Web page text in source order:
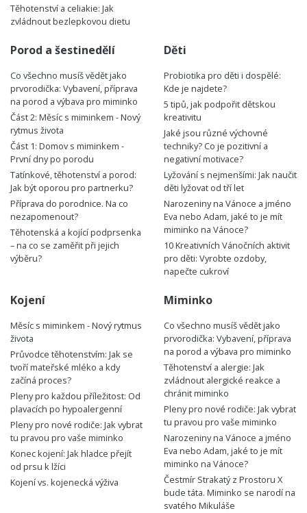
Těhotenství a celiakie: Jak
zvládnout bezlepkovou dietu
Porod a šestinedělí
Co všechno musíš vědět jako
prvorodička: Vybavení, příprava
na porod a výbava pro miminko
Část 2: Měsíc s miminkem - Nový
rytmus života
Část 1: Domov s miminkem -
První dny po porodu
Tatínkové, těhotenství a porod:
Jak být oporou pro partnerku?
Příprava do porodnice. Na co
nezapomenout?
Těhotenská a kojící podprsenka
– na co se zaměřit při jejich
výběru?
Děti
Probiotika pro děti i dospělé:
Kde je najdete?
5 tipů, jak podpořit dětskou
kreativitu
Jaké jsou různé výchovné
techniky? Co je pozitivní a
negativní motivace?
Lyžování s nejmenšími: Jak naučit
děti lyžovat od tří let
Narozeniny na Vánoce a jméno
Eva nebo Adam, jaké to je mít
miminko na Vánoce?
10 Kreativních Vánočních aktivit
pro děti: Vyrobte ozdoby,
napečte cukroví
Kojení
Měsíc s miminkem - Nový rytmus
života
Průvodce těhotenstvím: Jak se
tvoří mateřské mléko a kdy
začíná proces?
Pleny pro každou příležitost: Od
plavacích po hypoalergenní
Pleny pro nové rodiče: Jak vybrat
tu pravou pro vaše miminko
Konec kojení: Jak hladce přejít
od prsu k lžíci
Kojení vs. kojenecká výživa
Miminko
Co všechno musíš vědět jako
prvorodička: Vybavení, příprava
na porod a výbava pro miminko
Těhotenství a alergie: Jak
zvládnout alergické reakce a
chránit miminko
Pleny pro nové rodiče: Jak vybrat
tu pravou pro vaše miminko
Narozeniny na Vánoce a jméno
Eva nebo Adam, jaké to je mít
miminko na Vánoce?
Čestmír Strakatý z Prostoru X
bude táta. Miminko se narodí na
svatého Mikuláše